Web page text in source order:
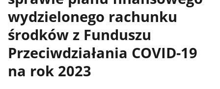
wydzielonego rachunku
środków z Funduszu
Przeciwdziałania COVID-19
na rok 2023